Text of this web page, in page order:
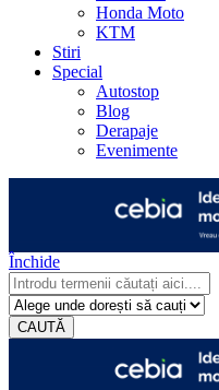
Honda Moto
KTM
Stiri
Special
Autostop
Blog
Derapaje
Evenimente
Închide
CAUTĂ